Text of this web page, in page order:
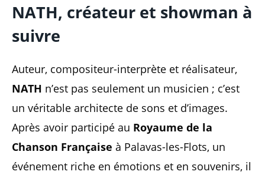
NATH, créateur et showman à
suivre
Auteur, compositeur-interprète et réalisateur,
NATH n’est pas seulement un musicien ; c’est
un véritable architecte de sons et d’images.
Après avoir participé au Royaume de la
Chanson Française à Palavas-les-Flots, un
événement riche en émotions et en souvenirs, il